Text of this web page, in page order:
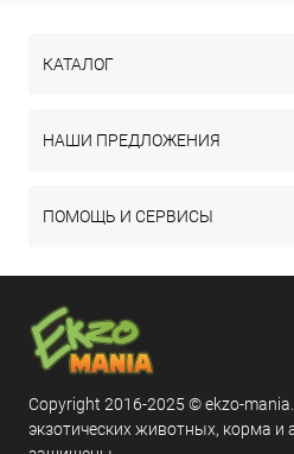
КАТАЛОГ
НАШИ ПРЕДЛОЖЕНИЯ
ПОМОЩЬ И СЕРВИСЫ
Copyright 2016-2025 © ekzo-
экзотических животных, корма и